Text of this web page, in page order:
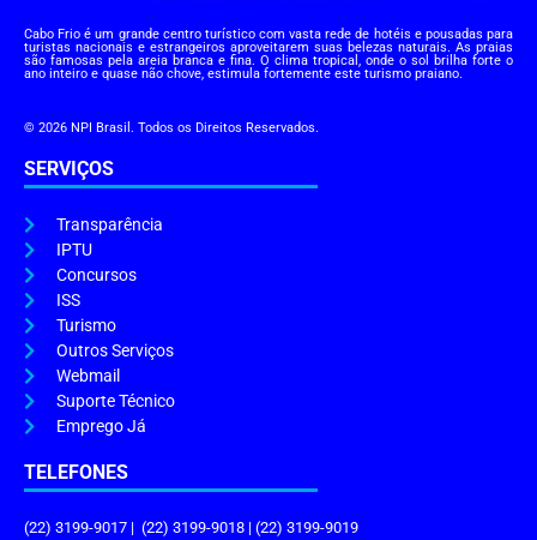
Cabo Frio é um grande centro turístico com vasta rede de hotéis e pousadas para
turistas nacionais e estrangeiros aproveitarem suas belezas naturais. As praias
são famosas pela areia branca e fina. O clima tropical, onde o sol brilha forte o
ano inteiro e quase não chove, estimula fortemente este turismo praiano.
© 2026 NPI Brasil. Todos os Direitos Reservados.
SERVIÇOS
Transparência
IPTU
Concursos
ISS
Turismo
Outros Serviços
Webmail
Suporte Técnico
Emprego Já
TELEFONES
(22) 3199-9017 | (22) 3199-9018 | (22) 3199-9019